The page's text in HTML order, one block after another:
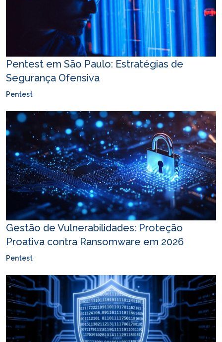
Pentest em São Paulo: Estratégias de
Segurança Ofensiva
Pentest
Gestão de Vulnerabilidades: Proteção
Proativa contra Ransomware em 2026
Pentest